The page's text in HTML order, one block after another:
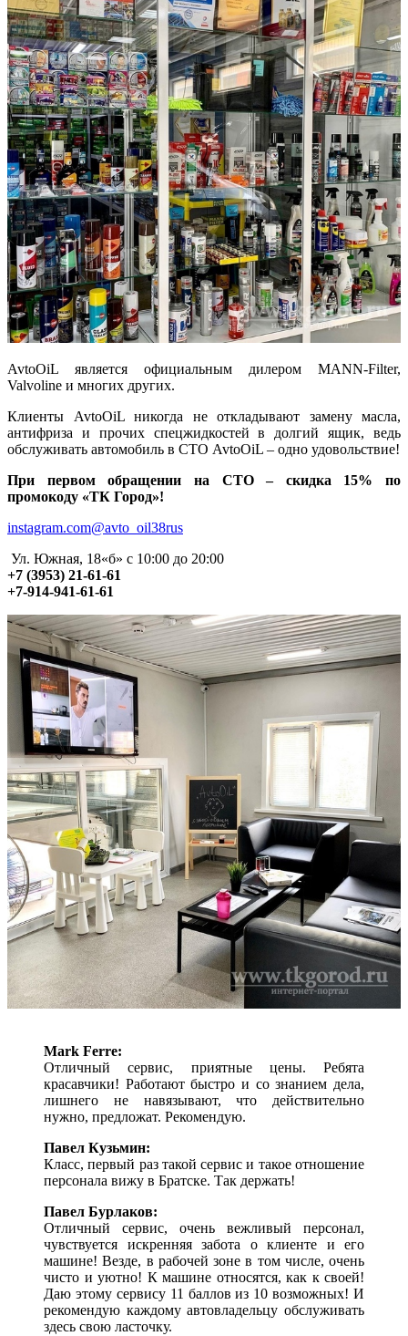
AvtoOiL является официальным дилером MANN-Filter,
Valvoline и многих других.
Клиенты AvtoOiL никогда не откладывают замену масла,
антифриза и прочих спецжидкостей в долгий ящик, ведь
обслуживать автомобиль в СТО AvtoOiL – одно удовольствие!
При первом обращении на СТО – скидка 15% по
промокоду «ТК Город»!
instagram.com@avto_oil38rus
​ Ул. Южная, 18«б» c 10:00 до 20:00
+7 (3953) 21-61-61
+7-914-941-61-61
Mark Ferre:
Отличный сервис, приятные цены. Ребята
красавчики! Работают быстро и со знанием дела,
лишнего не навязывают, что действительно
нужно, предложат. Рекомендую.
Павел Кузьмин:
Класс, первый раз такой сервис и такое отношение
персонала вижу в Братске. Так держать!
Павел Бурлаков:​
Отличный сервис, очень вежливый персонал,
чувствуется искренняя забота о клиенте и его
машине! Везде, в рабочей зоне в том числе, очень
чисто и уютно! К машине относятся, как к своей!
Даю этому сервису 11 баллов из 10 возможных! И
рекомендую каждому автовладельцу обслуживать
здесь свою ласточку.